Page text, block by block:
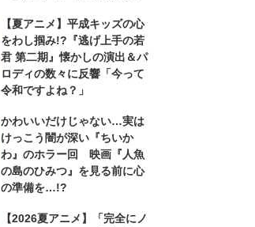
【夏アニメ】平成キッズの心
をわし掴み!?『逃げ上手の若
君 第二期』懐かしの演出＆パ
ロディの数々に反響「今って
令和ですよね？」
かわいいだけじゃない…実は
けっこう闇が深い『ちいか
わ』のホラー回 映画『人魚
の島のひみつ』を見る前に心
の準備を…!?
【2026夏アニメ】「完全にノ